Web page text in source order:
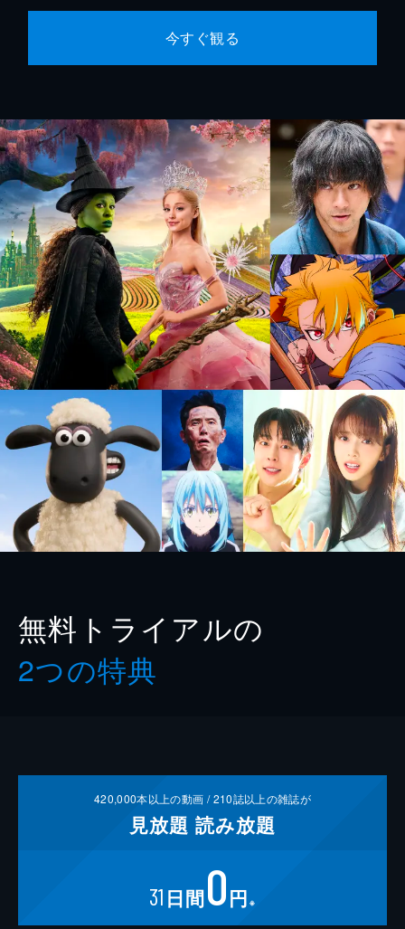
今すぐ観る
無料トライアルの
2つの特典
420,000本以上の動画 /210誌以上の雑誌が
見放題 読み放題
31 日間0円 ※